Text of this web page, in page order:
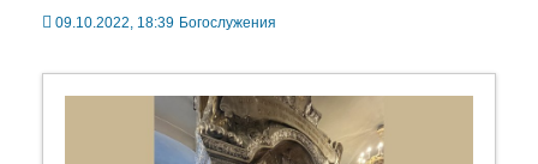
09.10.2022, 18:39 Богослужения